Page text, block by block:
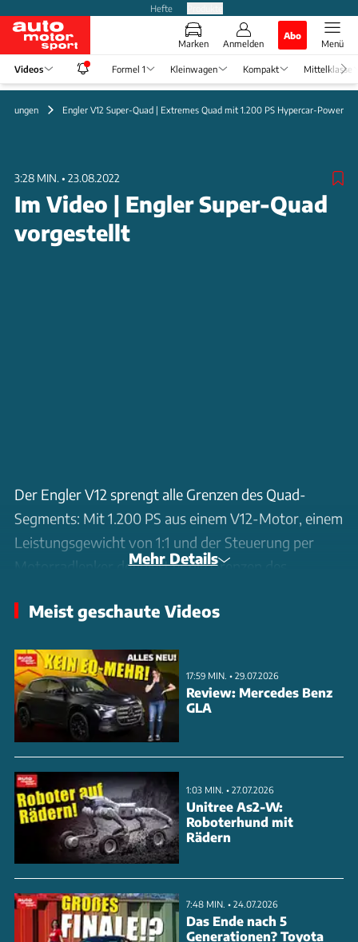
Hefte
Marken Anmelden
Abo
Menü
Videos Formel 1 Kleinwagen Kompakt Mittelklasse
Engler V12 Super-Quad | Extremes Quad mit 1.200 PS Hypercar-Power
3:28 MIN. • 23.08.2022
Im Video | Engler Super-Quad
vorgestellt
Der Engler V12 sprengt alle Grenzen des Quad-
Segments: Mit 1.200 PS aus einem V12-Motor, einem
Leistungsgewicht von 1:1 und der Steuerung per
Motorradlenker definiert er die Grenzen des
Super-Quad mit seinem titanverstärkten Carbon-
Nachfolger des Engler FF und Desat kombiniert
dabei Hypercar-Gene mit Quad-Konzept: Zwei
hintereinander liegende, maßgeschneiderte
Ledersitze, ein digitales Cockpit mit zwei
Touchscreens und aktive Aerodynamik-Elemente
unterstreichen den extremen Charakter. Die Kraft
wird über ein hauseigenes 8-Gang-
Doppelkupplungsgetriebe auf die 20-Zoll-
Magnesium-Schmiedefelgen übertragen. Mit nur
zehn Exemplaren pro Jahr bleibt der V12
hochexklusiv.
Mehr Details
Meist geschaute Videos
17:59 MIN. • 29.07.2026
Review: Mercedes Benz
GLA
1:03 MIN. • 27.07.2026
Unitree As2-W:
Roboterhund mit
Rädern
7:48 MIN. • 24.07.2026
Das Ende nach 5
Generationen? Toyota